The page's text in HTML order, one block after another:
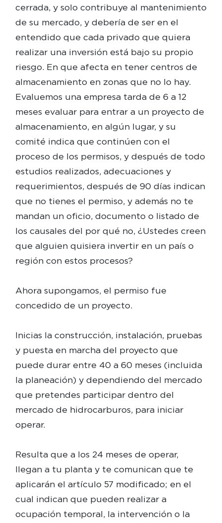
cerrada, y solo contribuye al mantenimiento
de su mercado, y debería de ser en el
entendido que cada privado que quiera
realizar una inversión está bajo su propio
riesgo. En que afecta en tener centros de
almacenamiento en zonas que no lo hay.
Evaluemos una empresa tarda de 6 a 12
meses evaluar para entrar a un proyecto de
almacenamiento, en algún lugar, y su
comité indica que continúen con el
proceso de los permisos, y después de todo
estudios realizados, adecuaciones y
requerimientos, después de 90 días indican
que no tienes el permiso, y además no te
mandan un oficio, documento o listado de
los causales del por qué no, ¿Ustedes creen
que alguien quisiera invertir en un país o
región con estos procesos?
Ahora supongamos, el permiso fue
concedido de un proyecto.
Inicias la construcción, instalación, pruebas
y puesta en marcha del proyecto que
puede durar entre 40 a 60 meses (incluida
la planeación) y dependiendo del mercado
que pretendes participar dentro del
mercado de hidrocarburos, para iniciar
operar.
Resulta que a los 24 meses de operar,
llegan a tu planta y te comunican que te
aplicarán el artículo 57 modificado; en el
cual indican que pueden realizar a
ocupación temporal, la intervención o la